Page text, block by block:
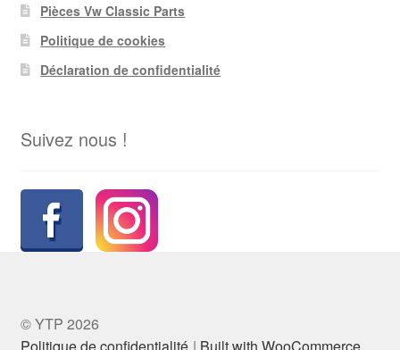
Pièces Vw Classic Parts
Politique de cookies
Déclaration de confidentialité
Suivez nous !
© YTP 2026